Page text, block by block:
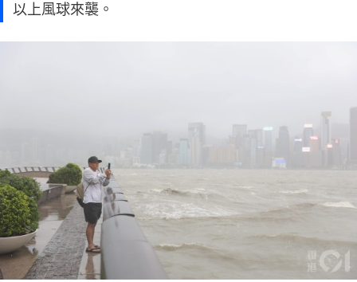
以上風球來襲。